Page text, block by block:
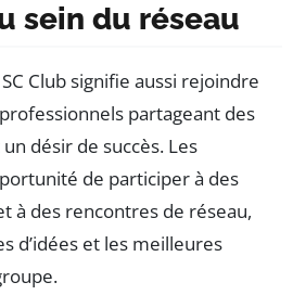
sein du réseau
Club signifie aussi rejoindre
partageant des
désir de succès. Les
de participer à des
à des rencontres de réseau,
d’idées et les meilleures